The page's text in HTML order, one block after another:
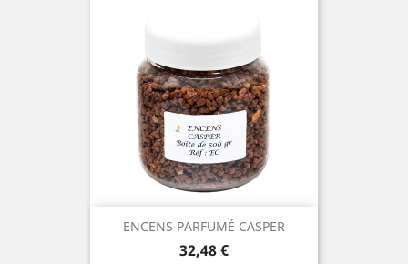
ENCENS PARFUMÉ CASPER
Prix
32,48 €